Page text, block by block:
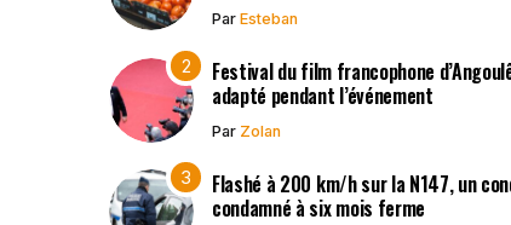
Par Esteban
Festival du film francophone
adapté pendant l’événement
Par Zolan
Flashé à 200 km/h sur la N147, un
condamné à six mois ferme